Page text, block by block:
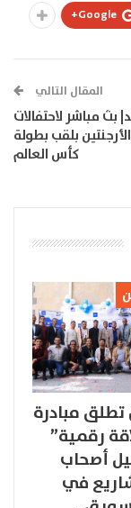
Google+
المقال التالي
بث مباشر لاحتفالات
بلقب بطولة
كأس العالم
مبادرة
رقمية”
أصحاب
في